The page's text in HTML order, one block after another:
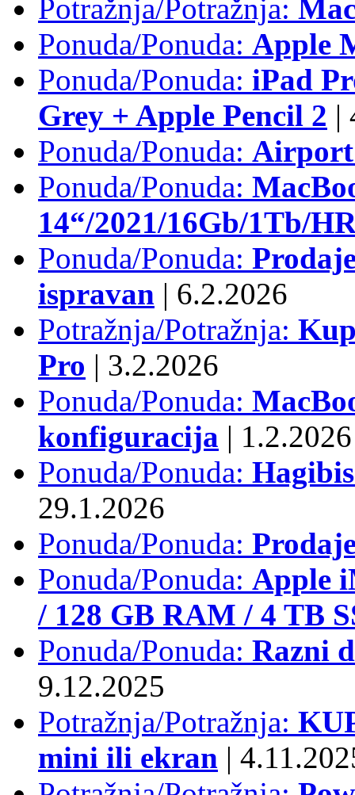
Potražnja/Potražnja:
Ponuda/Ponuda: Apple
Ponuda/Ponuda: iPad
Grey + Apple Pencil 2 |
Ponuda/Ponuda: Airport
Ponuda/Ponuda:
14“/2021/16Gb/1Tb/
Ponuda/Ponuda:
ispravan | 6.2.2026
Potražnja/Potražnja:
Pro | 3.2.2026
Ponuda/Ponuda:
konfiguracija | 1.2.2026
Ponuda/Ponuda:
29.1.2026
Ponuda/Ponuda:
Ponuda/Ponuda: Apple
/ 128 GB RAM / 4 TB
Ponuda/Ponuda: Razni
9.12.2025
Potražnja/Potražnja:
mini ili ekran |